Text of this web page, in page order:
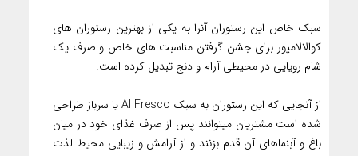
سبک خاص این رستوران آنرا به یکی از بهترین رستوران های
کوالالامپور برای جشن گرفتن مناسبت های خاص و صرف یک
شام رویایی در محیطی آرام و دنج تبدیل کرده است.
از آنجایی که این رستوران به سبک Al Fresco یا سرباز طراحی
شده است مشتریان میتوانند پس از صرف غذای خود در میان
باغ و آبنماهای آن قدم بزنند و از آرامش و زیبایی محیط لذت